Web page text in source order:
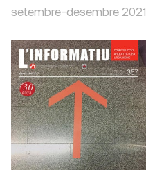
setembre-desembre 2021